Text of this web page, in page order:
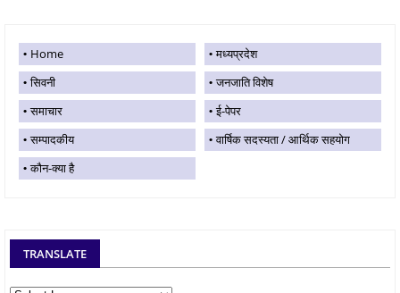
Home
मध्यप्रदेश
सिवनी
जनजाति विशेष
समाचार
ई-पेपर
सम्पादकीय
वार्षिक सदस्यता / आर्थिक सहयोग
कौन-क्या है
TRANSLATE